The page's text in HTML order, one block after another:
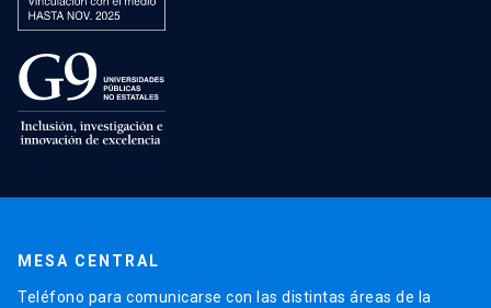
MESA CENTRAL
Teléfono para comunicarse con las distintas áreas de la